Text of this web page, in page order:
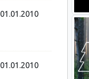
01.01.2010
01.01.2010